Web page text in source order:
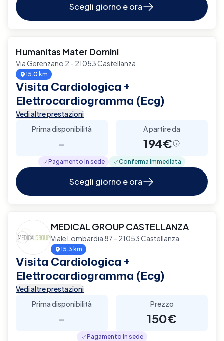
Scegli giorno e ora
Humanitas Mater Domini
Via Gerenzano 2 - 21053 Castellanza
15.0 km
Visita Cardiologica +
Elettrocardiogramma (Ecg)
Vedi altre prestazioni
Prima disponibilità
-
A partire da
194€
Pagamento in sede Conferma immediata
Scegli giorno e ora
MEDICAL GROUP CASTELLANZA
Viale Lombardia 87 - 21053 Castellanza
15.3 km
Visita Cardiologica +
Elettrocardiogramma (Ecg)
Vedi altre prestazioni
Prima disponibilità
-
Prezzo
150€
Pagamento in sede